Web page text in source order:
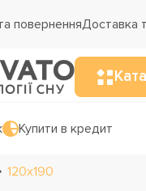
поверненняДоставка
Купити в кредит
120х190